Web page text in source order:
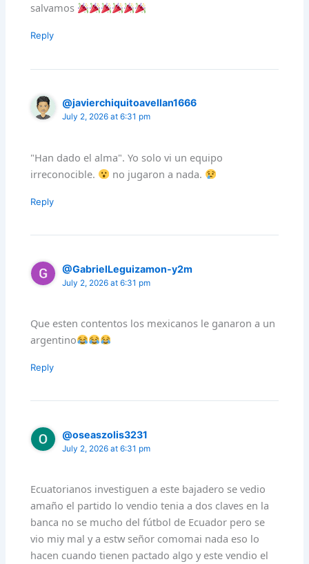
salvamos
Reply
@javierchiquitoavellan1666
July 2, 2026 at 6:31 pm
"Han dado el alma". Yo solo vi un equipo
irreconocible.
no jugaron a nada.
Reply
@GabrielLeguizamon-y2m
July 2, 2026 at 6:31 pm
Que esten contentos los mexicanos le ganaron a un
argentino
Reply
@oseaszolis3231
July 2, 2026 at 6:31 pm
Ecuatorianos investiguen a este bajadero se vedio
amaño el partido lo vendio tenia a dos claves en la
banca no se mucho del fútbol de Ecuador pero se
vio miy mal y a estw señor comomai nada eso lo
hacen cuando tienen pactado algo y este vendio el